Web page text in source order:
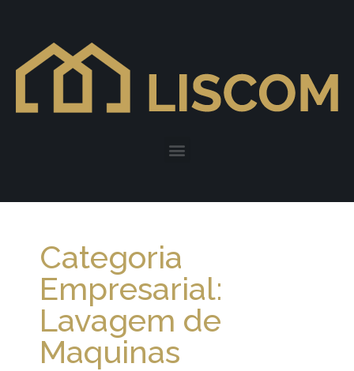
Categoria
Empresarial:
Lavagem de
Maquinas